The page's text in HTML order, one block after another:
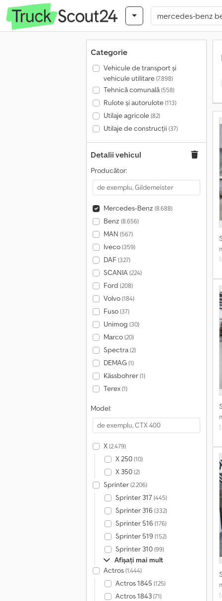
Categorie
Vehicule de transport şi
vehicule utilitare(7.898)
Tehnică comunală(558)
Rulote și autorulote(113)
Utilaje agricole(82)
Utilaje de construcții(37)
Detalii vehicul
Producător:
Mercedes-Benz (8.688)
Benz (8.656)
MAN (567)
Iveco(359)
DAF (327)
SCANIA(224)
Ford (208)
Volvo(184)
Fuso(37)
Unimog (30)
Marco(20)
Spectra(2)
DEMAG(1)
Kässbohrer(1)
Terex(1)
Model:
X(2.479)
X 250(10)
X 350(2)
Sprinter(2.206)
Sprinter 317(445)
Sprinter 316(332)
Sprinter 516(176)
Sprinter 519 (152)
Sprinter 310(99)
Afișați mai mult
Actros(1.444)
Actros 1845 (125)
Actros 1843(71)